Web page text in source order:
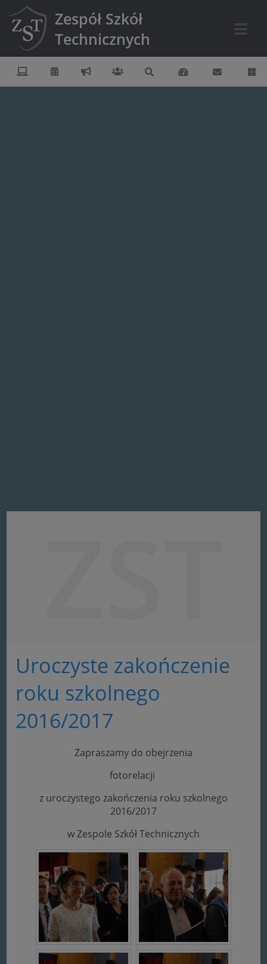
Zespół Szkół
Technicznych
Uroczyste zakończenie
roku szkolnego
2016/2017
Zapraszamy do obejrzenia
fotorelacji
z uroczystego zakończenia roku szkolnego
2016/2017
w Zespole Szkół Technicznych